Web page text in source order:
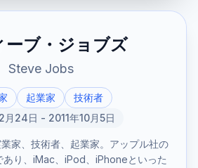
ーブ・ジョブズ
Steve Jobs
起業家
技術者
月24日 - 2011年10月5日
家、技術者、起業家。アップル社の
あり、iMac、iPod、iPhoneといった